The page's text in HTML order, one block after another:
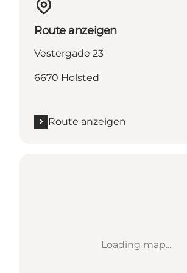
Route anzeigen
Vestergade 23
6670 Holsted
Route anzeigen
Loading map...